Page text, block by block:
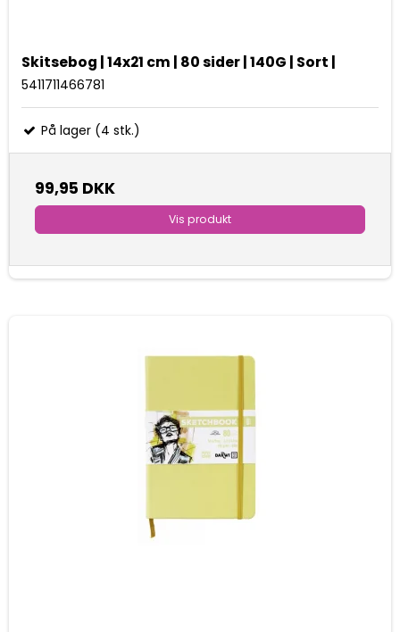
Skitsebog | 14x21 cm | 80 sider | 140G | Sort |
5411711466781
På lager (4 stk.)
99,95 DKK
Vis produkt